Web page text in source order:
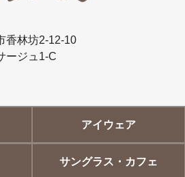
香林坊2-12-10
ージュ1-C
アイウェア
サングラス・カフェ